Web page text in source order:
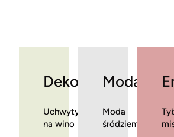
Dekoracje
Uchwyty
na wino
Moda
Moda